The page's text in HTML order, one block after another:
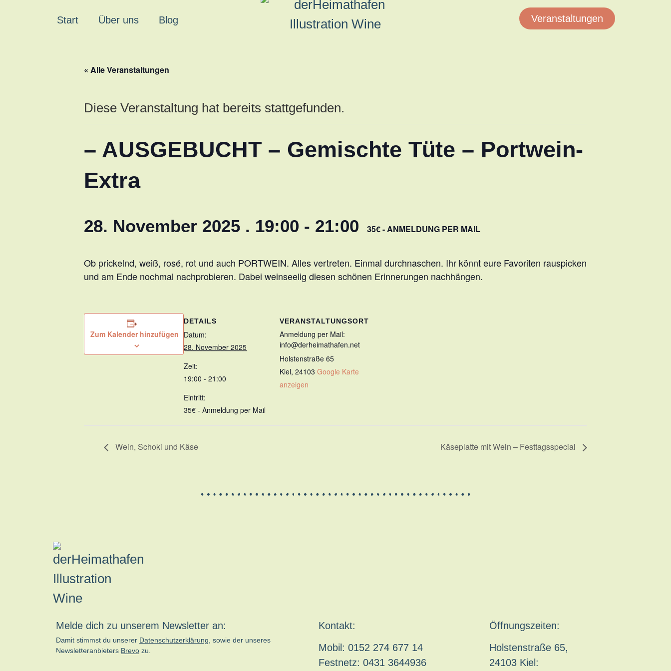
Start Über uns Blog Veranstaltungen
« Alle Veranstaltungen
Diese Veranstaltung hat bereits stattgefunden.
– AUSGEBUCHT – Gemischte Tüte – Portwein-
Extra
28. November 2025 . 19:00 - 21:00 35€ - ANMELDUNG PER MAIL
Ob prickelnd, weiß, rosé, rot und auch PORTWEIN. Alles vertreten. Einmal durchnaschen. Ihr könnt eure Favoriten rauspicken
und am Ende nochmal nachprobieren. Dabei weinseelig diesen schönen Erinnerungen nachhängen.
Zum Kalender hinzufügen
DETAILS
Datum:
28. November 2025
Zeit:
19:00 - 21:00
Eintritt:
35€ - Anmeldung per Mail
VERANSTALTUNGSORT
Anmeldung per Mail:
info@derheimathafen.net
Holstenstraße 65
Kiel, 24103 Google Karte
anzeigen
Wein, Schoki und Käse Käseplatte mit Wein – Festtagsspecial
Melde dich zu unserem Newsletter an:
Damit stimmst du unserer Datenschutzerklärung, sowie der unseres
Newsletteranbieters Brevo zu.
kn-online.de
Kontakt:
Mobil: 0152 274 677 14
Festnetz: 0431 3644936
Öffnungszeiten:
Holstenstraße 65,
24103 Kiel: